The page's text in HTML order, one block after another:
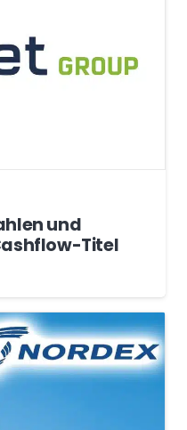
und
Titel